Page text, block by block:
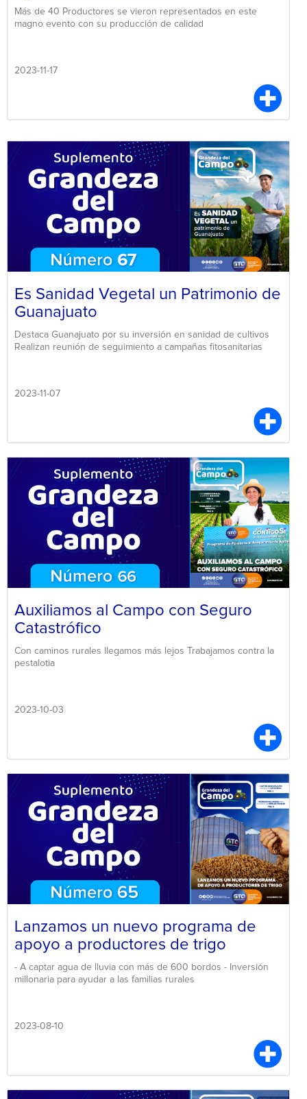
Más de 40 Productores se vieron representados en este
magno evento con su producción de calidad
2023-11-17
Es Sanidad Vegetal un Patrimonio de
Guanajuato
Destaca Guanajuato por su inversión en sanidad de cultivos
Realizan reunión de seguimiento a campañas fitosanitarias
2023-11-07
Auxiliamos al Campo con Seguro
Catastrófico
Con caminos rurales llegamos más lejos Trabajamos contra la
pestalotia
2023-10-03
Lanzamos un nuevo programa de
apoyo a productores de trigo
- A captar agua de lluvia con más de 600 bordos - Inversión
millonaria para ayudar a las familias rurales
2023-08-10